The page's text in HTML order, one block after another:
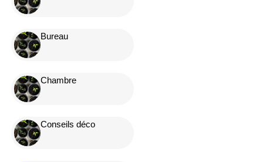
Bureau
Chambre
Conseils déco